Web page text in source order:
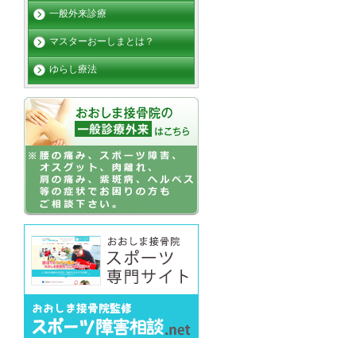
一般外来診療
マスターおーしまとは？
ゆらし療法